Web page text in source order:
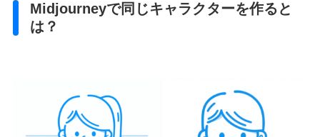
Midjourneyで同じキャラクターを作ると
は？